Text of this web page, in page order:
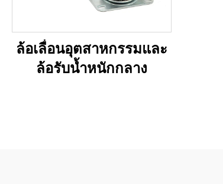
ล้อเลื่อนอุตสาหกรรมและ
ล้อรับน้ำหนักกลาง